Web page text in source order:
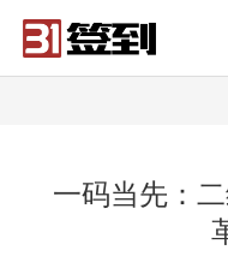
一码当先：